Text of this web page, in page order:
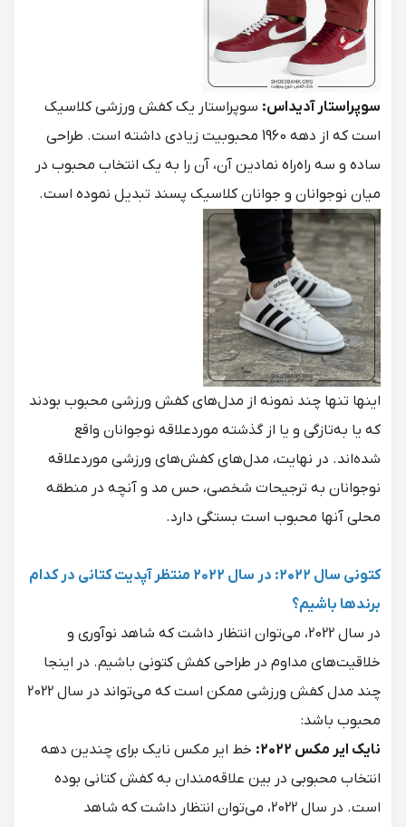
سوپراستار آدیداس: سوپراستار یک کفش ورزشی کلاسیک
است که از دهه 1960 محبوبیت زیادی داشته است. طراحی
ساده و سه راه‌راه نمادین آن، آن را به یک انتخاب محبوب در
میان نوجوانان و جوانان کلاسیک پسند تبدیل نموده است.
اینها تنها چند نمونه از مدل‌های کفش ورزشی محبوب بودند
که یا به‌تازگی و یا از گذشته موردعلاقه نوجوانان واقع
شده‌اند. در نهایت، مدل‌های کفش‌های ورزشی موردعلاقه
نوجوانان به ترجیحات شخصی، حس مد و آنچه در منطقه
محلی آنها محبوب است بستگی دارد.
کتونی سال ۲۰۲۲: در سال 2022 منتظر آپدیت کتانی در کدام
برندها باشیم؟
در سال 2022، می‌توان انتظار داشت که شاهد نوآوری و
خلاقیت‌های مداوم در طراحی کفش کتونی باشیم. در اینجا
چند مدل کفش ورزشی ممکن است که می‌تواند در سال 2022
محبوب باشد:
نایک ایر مکس 2022:
خط ایر مکس نایک برای چندین دهه
انتخاب محبوبی در بین علاقه‌مندان به کفش کتانی بوده
است. در سال 2022، می‌توان انتظار داشت که شاهد